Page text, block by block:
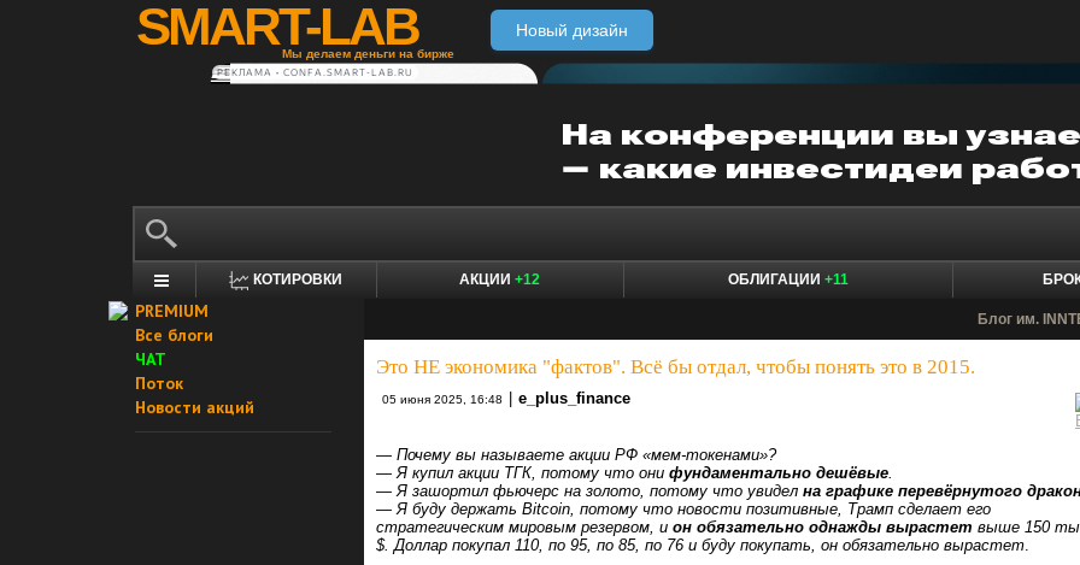
SMART-LAB
Мы делаем деньги на бирже
Новый дизайн
РЕКЛАМА • CONFA.SMART-LAB.RU
КОТИРОВКИ АКЦИИ +12 ОБЛИГАЦИИ +11
PREMIUM
Все блоги
ЧАТ
Поток
Новости акций
Блог им.
Это НЕ экономика "фактов". Всё бы отдал, чтобы понять это в 2015.
05 июня 2025, 16:48 e_plus_finance
— Почему вы называете акции РФ «мем-токенами»?
— Я купил акции ТГК, потому что они фундаментально дешёвые
— Я зашортил фьючерс на золото, потому что увидел на графике перевёрнутого
— Я буду держать Bitcoin, потому что новости позитивные, Трамп сделает его
стратегическим мировым резервом, и он обязательно однажды вырастет выше 150
$. Доллар покупал 110, по 95, по 85, по 76 и буду покупать, он обязательно вырастет